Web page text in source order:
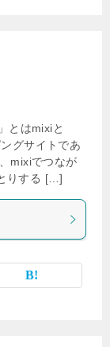
とはmixiと
グサイトであ
mixiでつなが
りする […]